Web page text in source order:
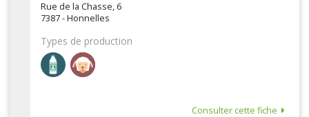
Rue de la Chasse, 6
7387 - Honnelles
Types de production
Consulter cette fiche